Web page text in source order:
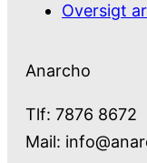
Oversigt
Anarcho
Tlf: 7876 8672
Mail: